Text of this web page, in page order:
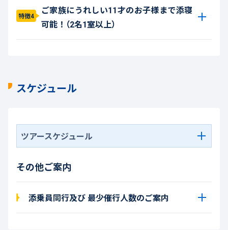
特徴4
ご家族にうれしい11才のお子様まで添寝
可能！（2名1室以上）
スケジュール
ツアースケジュール
その他ご案内
添乗員同行及び 最少催行人数のご案内